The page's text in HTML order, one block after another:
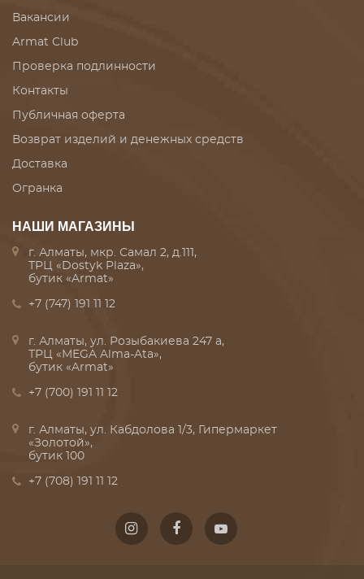
Вакансии
Armat Club
Проверка подлинности
Контакты
Публичная оферта
Возврат изделий и денежных средств
Доставка
Огранка
НАШИ МАГАЗИНЫ
г. Алматы, мкр. Самал 2, д.111,
ТРЦ «Dostyk Plaza»,
бутик «Armat»
+7 (747) 191 11 12
г. Алматы, ул. Розыбакиева 247 а,
ТРЦ «MEGA Alma-Ata»,
бутик «Armat»
+7 (700) 191 11 12
г. Алматы, ул. Кабдолова 1/3, Гипермаркет
«Золотой»,
бутик 100
+7 (708) 191 11 12